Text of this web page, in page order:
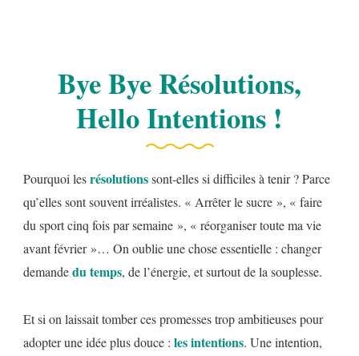
Bye Bye Résolutions,
Hello Intentions !
Pourquoi lesrésolutionssont-elles si difficiles à tenir ? Parce
qu’elles sont souvent irréalistes. « Arrêter le sucre », « faire
du sport cinq fois par semaine », « réorganiser toute ma vie
avant février »… On oublie une chose essentielle : changer
demandedu temps, de l’énergie, et surtout de la souplesse.
Et si on laissait tomber ces promesses trop ambitieuses pour
adopter une idée plus douce : lesintentions. Une intention,